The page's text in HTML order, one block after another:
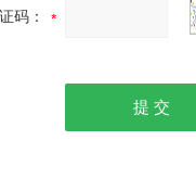
码：